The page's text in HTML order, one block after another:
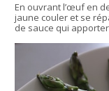
En ouvrant l’œuf en
jaune couler et se
de sauce qui